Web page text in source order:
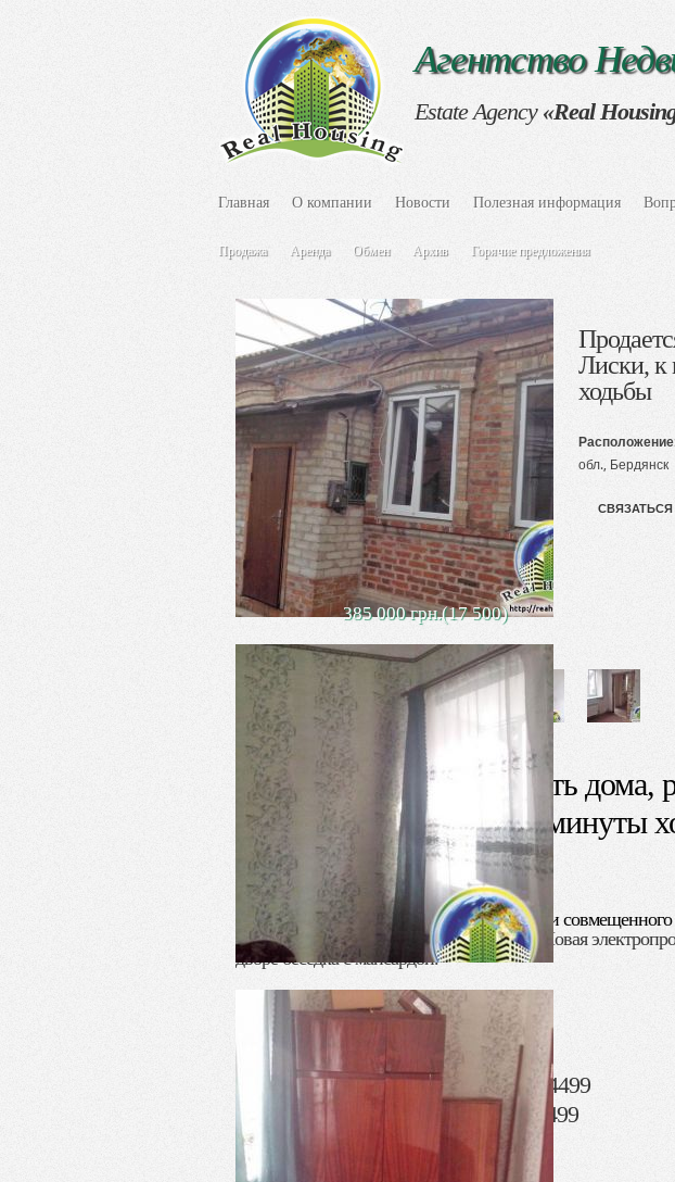
Агентство
Estate Agency «Real
Главная О компании Новости Полезная информация
Продажа Аренда Обмен Архив Горячие предложения
385 000 грн.(17 500)
Лиски,
ходьбы
обл., Бердянск
Продается часть
к морю 3 минуты
Часть дома состоит из 2 –х комнат, кухни и
Установлены металлопластиковыеокна. Новая
дворе беседка с мансардой.
Стоимость: 385 000 грн. (17 500)
Раб. тел. (095) 2344499, (096) 2344499
+38 (06153) 44442, +38 (06153) 44499